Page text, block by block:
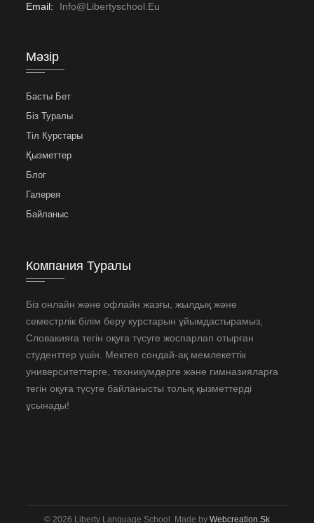
Email:
Info@libertyschool.eu
Мәзір
Басты Бет
Біз Туралы
Тіл Курстары
Қызметтер
Блог
Галерея
Байланыс
Компания Туралы
Біз онлайн және офлайн жазғы, жылдық және
семестрлік білім беру курстарын ұйымдастырамыз,
Словакияға тегін оқуға түсуге жоспарлап отырған
студенттер үшін. Мектеп сондай-ақ мемлекеттік
университеттерге, техникумдерге және гимназияларға
тегін оқуға түсуге байланысты толық қызметтерді
ұсынады!
© 2026 Liberty Language School. Made by Webcreation.sk